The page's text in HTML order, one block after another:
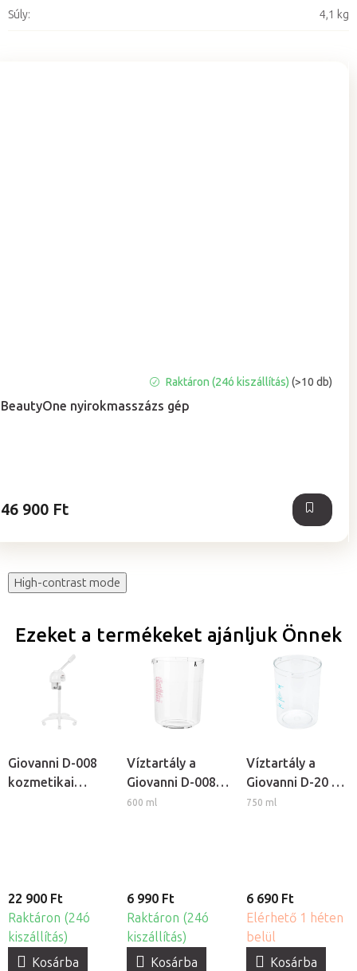
BeautyOne nyirokmasszázs gép
átlagos
Raktáron (24ó kiszállítás)(>10 db)
46 900 Ft
Súly: 4,1 kg
High-contrast mode
Ezeket a termékeket ajánljuk Önnek
Giovanni D-008
kozmetikai
22 900 Ft
Raktáron (24ó
kiszállítás)
Kosárba
Víztartály a
Giovanni D-008
és D-09
600 ml
6 990 Ft
Raktáron (24ó
kiszállítás)
Kosárba
Víztartály a
Giovanni D-20 és
D-21 kozmetikai
750 ml
6 690 Ft
Elérhető 1 héten
belül
Kosárba